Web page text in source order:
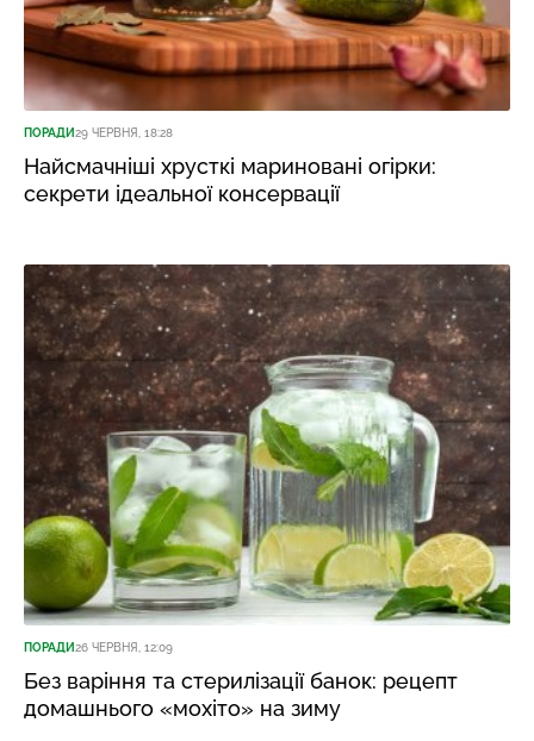
ПОРАДИ29 ЧЕРВНЯ, 18:28
Найсмачніші хрусткі мариновані огірки:
секрети ідеальної консервації
ПОРАДИ26 ЧЕРВНЯ, 12:09
Без варіння та стерилізації банок: рецепт
домашнього «мохіто» на зиму